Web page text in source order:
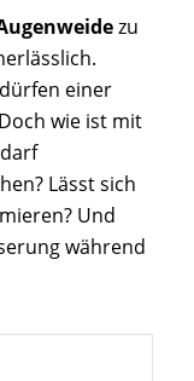
zu
einer
wie ist mit
Lässt sich
Und
während